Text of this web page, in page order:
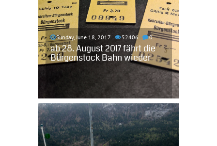
Sunday, June 18, 2017 52406 0
ab 28. August 2017 fährt die
Bürgenstock Bahn wieder